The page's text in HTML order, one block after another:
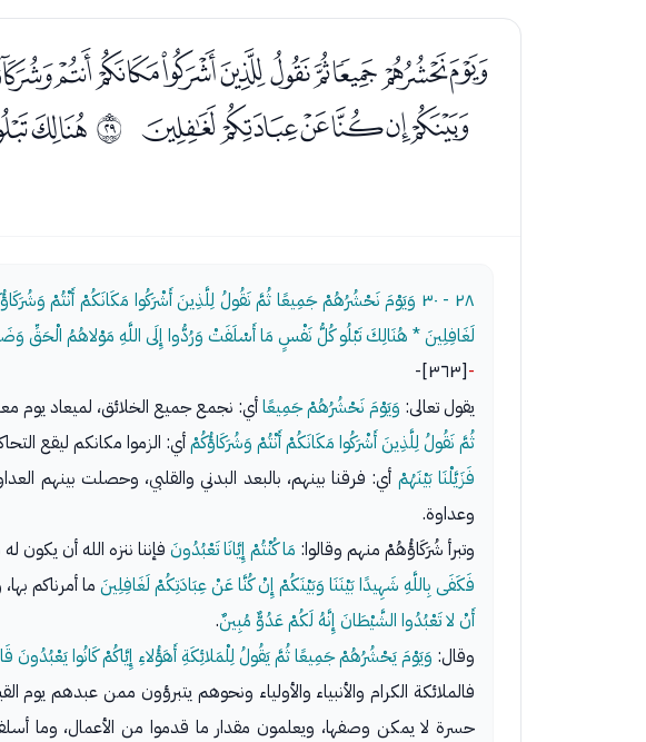
ﮟﮠﮡﮢﮣﮤ ﰜ
٢٨ - ٣٠
وَيَوْمَ نَحْشُرُهُمْ جَمِيعًا ثُمَّ نَقُولُ لِلَّذِينَ أَشْرَكُوا مَكَانَكُمْ أَنْتُمْ
لَغَافِلِينَ * هُنَالِكَ تَبْلُو كُلُّ نَفْسٍ مَا أَسْلَفَتْ وَرُدُّوا إِلَى اللَّهِ مَوْلاهُمُ الْحَقِّ
-[٣٦٣]-
يقول تعالى: وَيَوْمَ نَحْشُرُهُمْ جَمِيعًاأي: نجمع جميع الخلائق، لميعاد يوم
ثُمَّ نَقُولُ لِلَّذِينَ أَشْرَكُوا مَكَانَكُمْ أَنْتُمْ وَشُرَكَاؤُكُمْأي: الزموا مكانكم ليقع
فَزَيَّلْنَا بَيْنَهُمْ أي: فرقنا بينهم، بالبعد البدني والقلبي، وحصلت بينهم
وعداوة.
وتبرأ شُرَكَاؤُهُمْ منهم وقالوا: مَا كُنْتُمْ إِيَّانَا تَعْبُدُونَ فإننا ننزه الله أن يكون
فَكَفَى بِاللَّهِ شَهِيدًا بَيْنَنَا وَبَيْنَكُمْ إِنْ كُنَّا عَنْ عِبَادَتِكُمْ لَغَافِلِينَ ما أمرناكم
أَنْ لا تَعْبُدُوا الشَّيْطَانَ إِنَّهُ لَكُمْ عَدُوٌّ مُبِينٌ.
وقال: وَيَوْمَ يَحْشُرُهُمْ جَمِيعًا ثُمَّ يَقُولُ لِلْمَلائِكَةِ أَهَؤُلاءِ إِيَّاكُمْ كَانُوا
فالملائكة الكرام والأنبياء والأولياء ونحوهم يتبرؤون ممن عبدهم
حسرة لا يمكن وصفها، ويعلمون مقدار ما قدموا من الأعمال، وما